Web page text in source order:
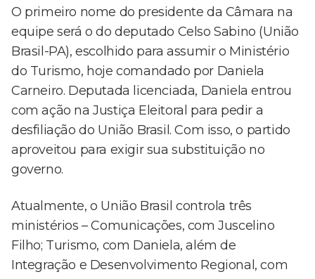
O primeiro nome do presidente da Câmara na
equipe será o do deputado Celso Sabino (União
Brasil-PA), escolhido para assumir o Ministério
do Turismo, hoje comandado por Daniela
Carneiro. Deputada licenciada, Daniela entrou
com ação na Justiça Eleitoral para pedir a
desfiliação do União Brasil. Com isso, o partido
aproveitou para exigir sua substituição no
governo.
Atualmente, o União Brasil controla três
ministérios – Comunicações, com Juscelino
Filho; Turismo, com Daniela, além de
Integração e Desenvolvimento Regional, com